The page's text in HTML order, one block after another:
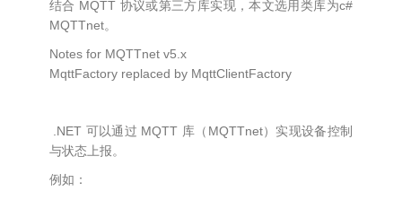
结合 MQTT 协议或第三方库实现，本文选用类库为c#
MQTTnet。
Notes for MQTTnet v5.x
MqttFactory replaced by MqttClientFactory
.NET 可以通过 MQTT 库（MQTTnet）实现设备控制
与状态上报。
例如：